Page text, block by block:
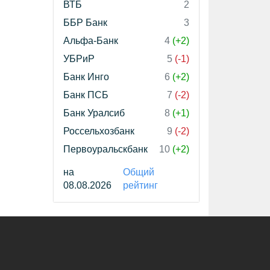
ВТБ
2
ББР Банк
3
Альфа-Банк
4 (+2)
УБРиР
5 (-1)
Банк Инго
6 (+2)
Банк ПСБ
7 (-2)
Банк Уралсиб
8 (+1)
Россельхозбанк
9 (-2)
Первоуральскбанк
10 (+2)
на
08.08.2026
Общий
рейтинг